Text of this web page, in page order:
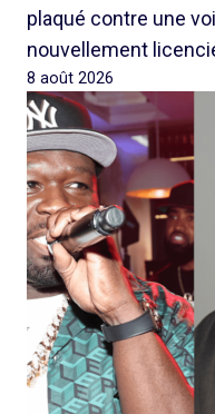
plaqué contre une
nouvellement
8 août 2026